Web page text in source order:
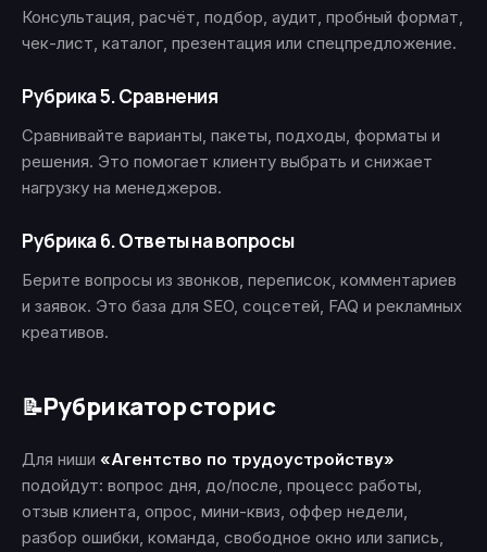
Консультация, расчёт, подбор, аудит, пробный формат,
чек-лист, каталог, презентация или спецпредложение.
Рубрика 5. Сравнения
Сравнивайте варианты, пакеты, подходы, форматы и
решения. Это помогает клиенту выбрать и снижает
нагрузку на менеджеров.
Рубрика 6. Ответы на вопросы
Берите вопросы из звонков, переписок, комментариев
и заявок. Это база для SEO, соцсетей, FAQ и рекламных
креативов.
📝Рубрикатор сторис
Для ниши «Агентство по трудоустройству»
подойдут: вопрос дня, до/после, процесс работы,
отзыв клиента, опрос, мини-квиз, оффер недели,
разбор ошибки, команда, свободное окно или запись,